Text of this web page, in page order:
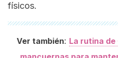
físicos.
Ver también: La rutina de